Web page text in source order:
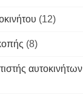
(12)
(8)
αυτοκινήτων